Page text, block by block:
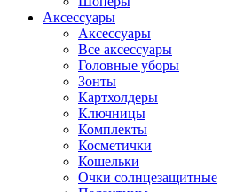
Аксессуары
Аксессуары
Все аксессуары
Головные уборы
Зонты
Картхолдеры
Ключницы
Комплекты
Косметички
Кошельки
Очки солнцезащитные